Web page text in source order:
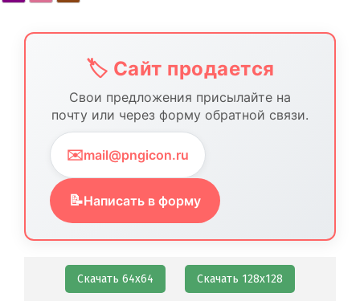
🏷️ Сайт продается
Свои предложения присылайте на
почту или через форму обратной связи.
✉️mail@pngicon.ru
📝Написать в форму
Скачать 64х64 Скачать 128х128